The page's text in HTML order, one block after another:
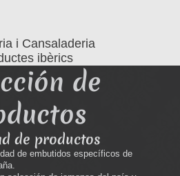
i Cansaladeria
ibèrics
de
de productos
de embutidos específicos de